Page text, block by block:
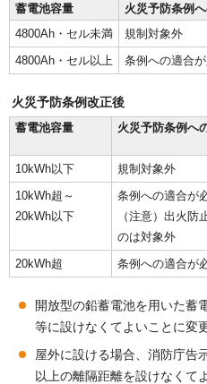
蓄電池容量
火災予防条例
4800Ah・セル未満
規制対象外
4800Ah・セル以上
条例への適合
火災予防条例改正後
蓄電池容量
火災予防条例へ
10kWh以下
規制対象外
10kWh超～
20kWh以下
条例への適合が
（注意）出火防
のは対象外
20kWh超 条例への適合が
開放型の鉛蓄電池を用いた蓄
等に設けなくてよいことに変
屋外に設ける場合、消防庁告
以上の離隔距離を設けなくて